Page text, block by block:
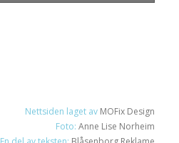
Nettsiden laget av MOFix Design
Foto:Anne Lise Norheim